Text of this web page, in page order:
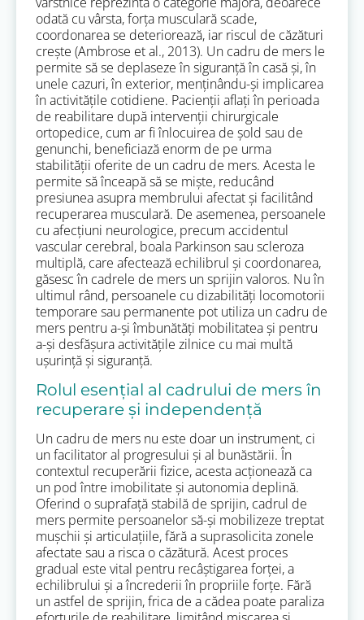
odată cu vârsta, forța musculară scade,
coordonarea se deteriorează, iar riscul de căzături
crește (Ambrose et al., 2013). Un cadru de mers le
permite să se deplaseze în siguranță în casă și, în
unele cazuri, în exterior, menținându-și implicarea
în activitățile cotidiene. Pacienții aflați în perioada
de reabilitare după intervenții chirurgicale
ortopedice, cum ar fi înlocuirea de șold sau de
genunchi, beneficiază enorm de pe urma
stabilității oferite de un cadru de mers. Acesta le
permite să înceapă să se miște, reducând
presiunea asupra membrului afectat și facilitând
recuperarea musculară. De asemenea, persoanele
cu afecțiuni neurologice, precum accidentul
vascular cerebral, boala Parkinson sau scleroza
multiplă, care afectează echilibrul și coordonarea,
găsesc în cadrele de mers un sprijin valoros. Nu în
ultimul rând, persoanele cu dizabilități locomotorii
temporare sau permanente pot utiliza un cadru de
mers pentru a-și îmbunătăți mobilitatea și pentru
a-și desfășura activitățile zilnice cu mai multă
ușurință și siguranță.
Rolul esențial al cadrului de mers în
recuperare și independență
Un cadru de mers nu este doar un instrument, ci
un facilitator al progresului și al bunăstării. În
contextul recuperării fizice, acesta acționează ca
un pod între imobilitate și autonomia deplină.
Oferind o suprafață stabilă de sprijin, cadrul de
mers permite persoanelor să-și mobilizeze treptat
mușchii și articulațiile, fără a suprasolicita zonele
afectate sau a risca o căzătură. Acest proces
gradual este vital pentru recâștigarea forței, a
echilibrului și a încrederii în propriile forțe. Fără
un astfel de sprijin, frica de a cădea poate paraliza